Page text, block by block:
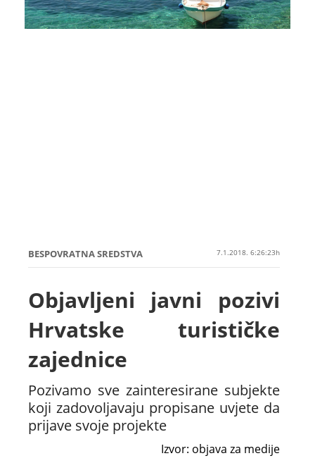
BESPOVRATNA SREDSTVA 7.1.2018. 6:26:23h
Objavljeni javni pozivi
Hrvatske turističke
zajednice
Pozivamo sve zainteresirane subjekte
koji zadovoljavaju propisane uvjete da
prijave svoje projekte
Izvor: objava za medije